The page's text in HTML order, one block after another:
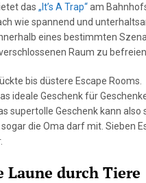
das „It’s A Trap“am
wie spannend und
eines bestimmten
Raum zu befreien.
bis düstere Escape Rooms.
ideale Geschenk für
supertolle Geschenk kann also
die Oma darf mit. Sieben
Laune durch Tiere